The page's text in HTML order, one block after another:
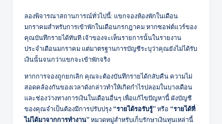
ลองพิจารณาสถานการณ์ทั่วไปนี้: แขกจองห้องพักในเดือน
มกราคมสำหรับการเข้าพักในเดือนกรกฎาคม หากซอฟต์แวร์ของ
คุณบันทึกรายได้ทันที เจ้าของจะเห็นรายการนั้นในรายงาน
ประจำเดือนมกราคม แต่มาตรฐานการบัญชีระบุว่าคุณยังไม่ได้รับ
เงินนั้นจนกว่าแขกจะเข้าพักจริง
หากการจองถูกยกเลิก คุณจะต้องบันทึกรายได้กลับคืน ความไม่
สอดคล้องกันของเวลาดังกล่าวทำให้เกิดกำไรปลอมในบางเดือน
และช่องว่างทางการเงินในเดือนอื่นๆ เพื่อแก้ไขปัญหานี้ ผังบัญชี
ของคุณจำเป็นต้องมีการปรับปรุง “รายได้รอรับรู้”หรือ “รายได้ที่
ไม่ได้มาจากการทำงาน”หมวดหมู่สำหรับเก็บรักษาเงินทุนเหล่านี้